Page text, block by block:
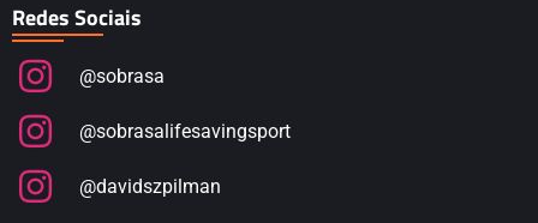
Redes Sociais
@sobrasa
@sobrasalifesavingsport
@davidszpilman